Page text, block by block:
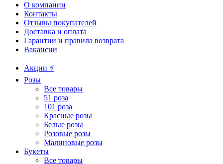
О компании
Контакты
Отзывы покупателей
Доставка и оплата
Гарантии и правила возврата
Вакансии
Акции ⚡️
Розы
Все товары
51 роза
101 роза
Красные розы
Белые розы
Розовые розы
Малиновые розы
Букеты
Все товары